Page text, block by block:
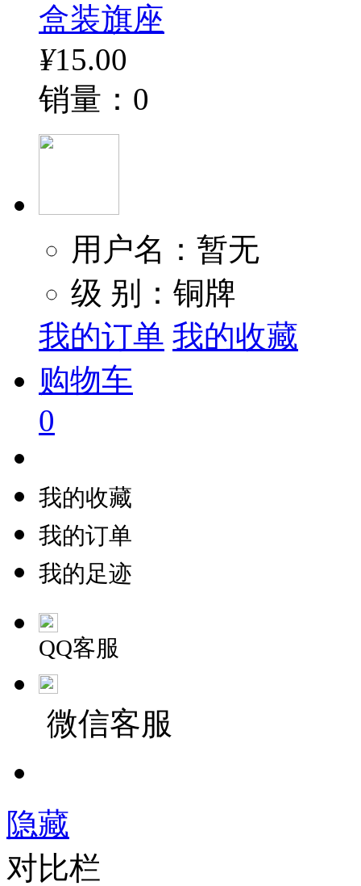
盒装旗座
¥15.00
销量：0
用户名：暂无
级 别：铜牌
我的订单 我的收藏
购物车
0
我的收藏
我的订单
我的足迹
QQ客服
微信客服
隐藏
对比栏